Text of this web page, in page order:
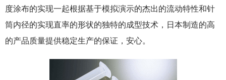
度涂布的实现一起根据基于模拟演示的杰出的流动特性和针
筒内径的实现直率的形状的独特的成型技术，日本制造的高
的产品质量提供稳定生产的保证，安心。